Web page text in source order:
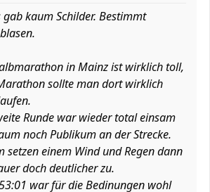
gab kaum Schilder. Bestimmt
in Mainz ist wirklich toll,
sollte man dort wirklich
Runde war wieder total einsam
noch Publikum an der Strecke.
setzen einem Wind und Regen dann
doch deutlicher zu.
war für die Bedinungen wohl